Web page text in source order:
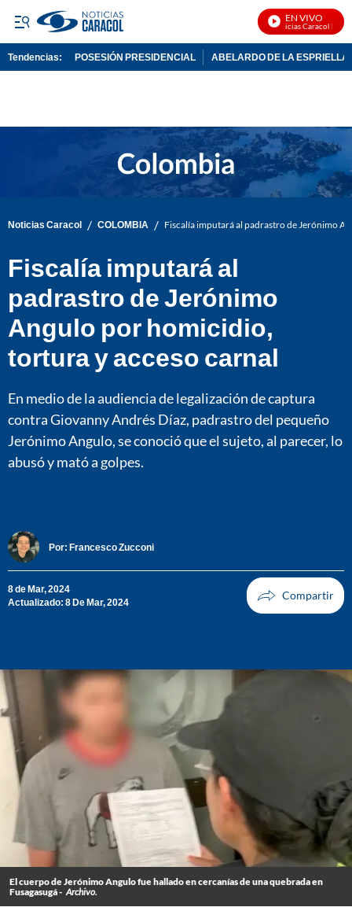
EN VIVO
Noticias Caracol En
Tendencias: POSESIÓN PRESIDENCIAL ABELARDO DE LA ESPRIELLA
Noticias Caracol / COLOMBIA / Fiscalía imputará al padrastro de Jerónimo
Fiscalía imputará al
padrastro de Jerónimo
Angulo por homicidio,
tortura y acceso carnal
En medio de la audiencia de legalización de captura
contra Giovanny Andrés Díaz, padrastro del pequeño
Jerónimo Angulo, se conoció que el sujeto, al parecer, lo
abusó y mató a golpes.
Por: Francesco Zucconi
8 de Mar, 2024
Actualizado: 8 De Mar, 2024
El cuerpo de Jerónimo Angulo fue hallado en cercanías de una quebrada en
Fusagasugá - Archivo.